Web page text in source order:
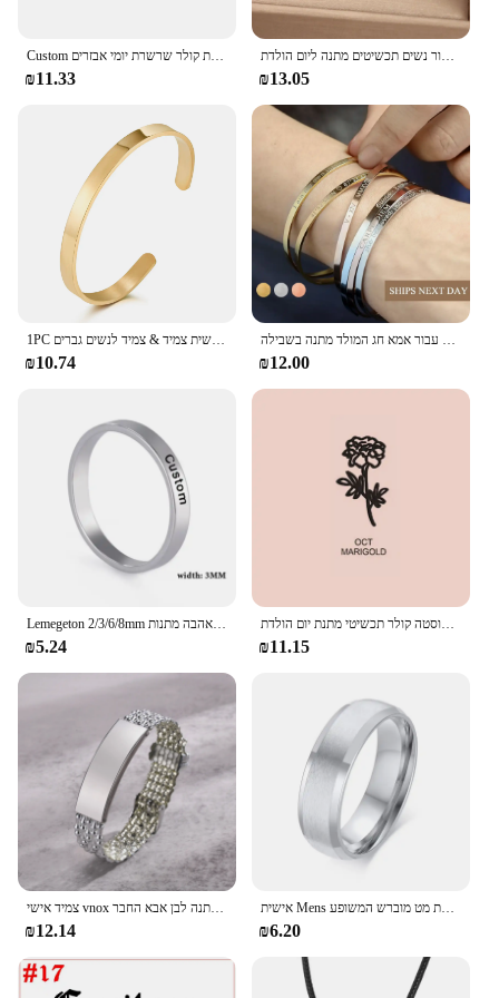
Custom עברית שם שרשרת תכשיטי יהודית נירוסטה חתימה אישית קולר שרשרת יומי אבזרים
₪11.33
מותאם אישית לצמיד לב כתר לב אופנה מלבן חן צמיד צבע זהב נירוסטה עבור נשים תכשיטים מתנה ליום הולדת
₪13.05
1PC אישית חקוק מותאם אישית שם נירוסטה צמיד תכשיטי שם מילות אותיות אישית צמיד & צמיד לנשים גברים
₪10.74
צמידים השרוול אישית אישית עבור נשים מתנות החג הטוב ביותר תכשיטי חג המולד מתנה עבור אמא חג המולד מתנה בשבילה
₪12.00
₪5.24
מותאם אישית שם פרח שרשרת עם אבן המזל תליון שרשרת לנשים אישית נירוסטה קולר תכשיטי מתנת יום הולדת
₪11.15
₪12.14
אישית Mens נירוסטה טבעת מט מוברש המשופע Edge Custom שם תאריך קואורדינטות לחרוט נישואים טבעות
₪6.20